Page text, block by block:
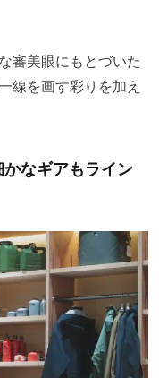
審美眼にもとづいた
線を画す彩りを加え
なギアもライン